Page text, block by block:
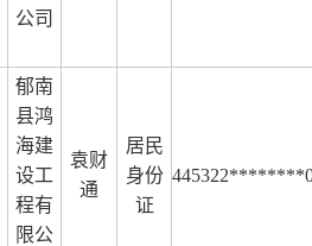
公司
郁南
县鸿
海建
设工
程有
限公
袁财
通
居民
身份
证